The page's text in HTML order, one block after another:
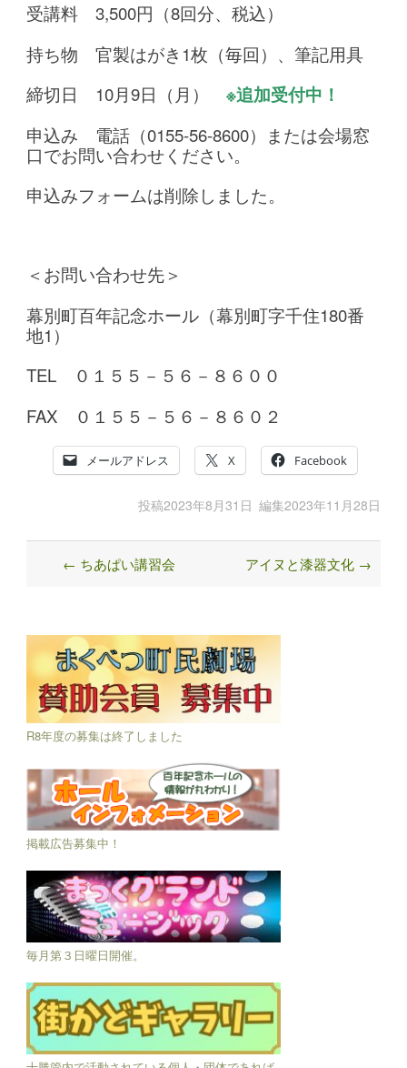
受講料 3,500円（8回分、税込）
持ち物 官製はがき1枚（毎回）、筆記用具
締切日 10月9日（月）※追加受付中！
申込み 電話（0155-56-8600）または会場窓
口でお問い合わせください。
申込みフォームは削除しました。
＜お問い合わせ先＞
幕別町百年記念ホール（幕別町字千住180番
地1）
TEL ０１５５－５６－８６００
FAX ０１５５－５６－８６０２
メールアドレス X Facebook
投稿2023年8月31日 編集2023年11月28日
Post
← ちあぱい講習会 アイヌと漆器文化 →
R8年度の募集は終了しました
掲載広告募集中！
毎月第３日曜日開催。